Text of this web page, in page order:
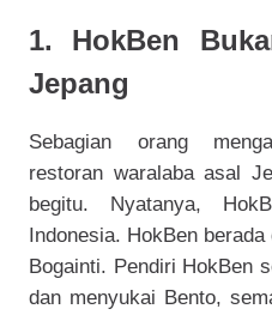
1. HokBen
Jepang
Sebagian orang
restoran waralaba asal
begitu. Nyatanya,
Indonesia. HokBen
Bogainti. Pendiri HokBen
dan menyukai Bento,